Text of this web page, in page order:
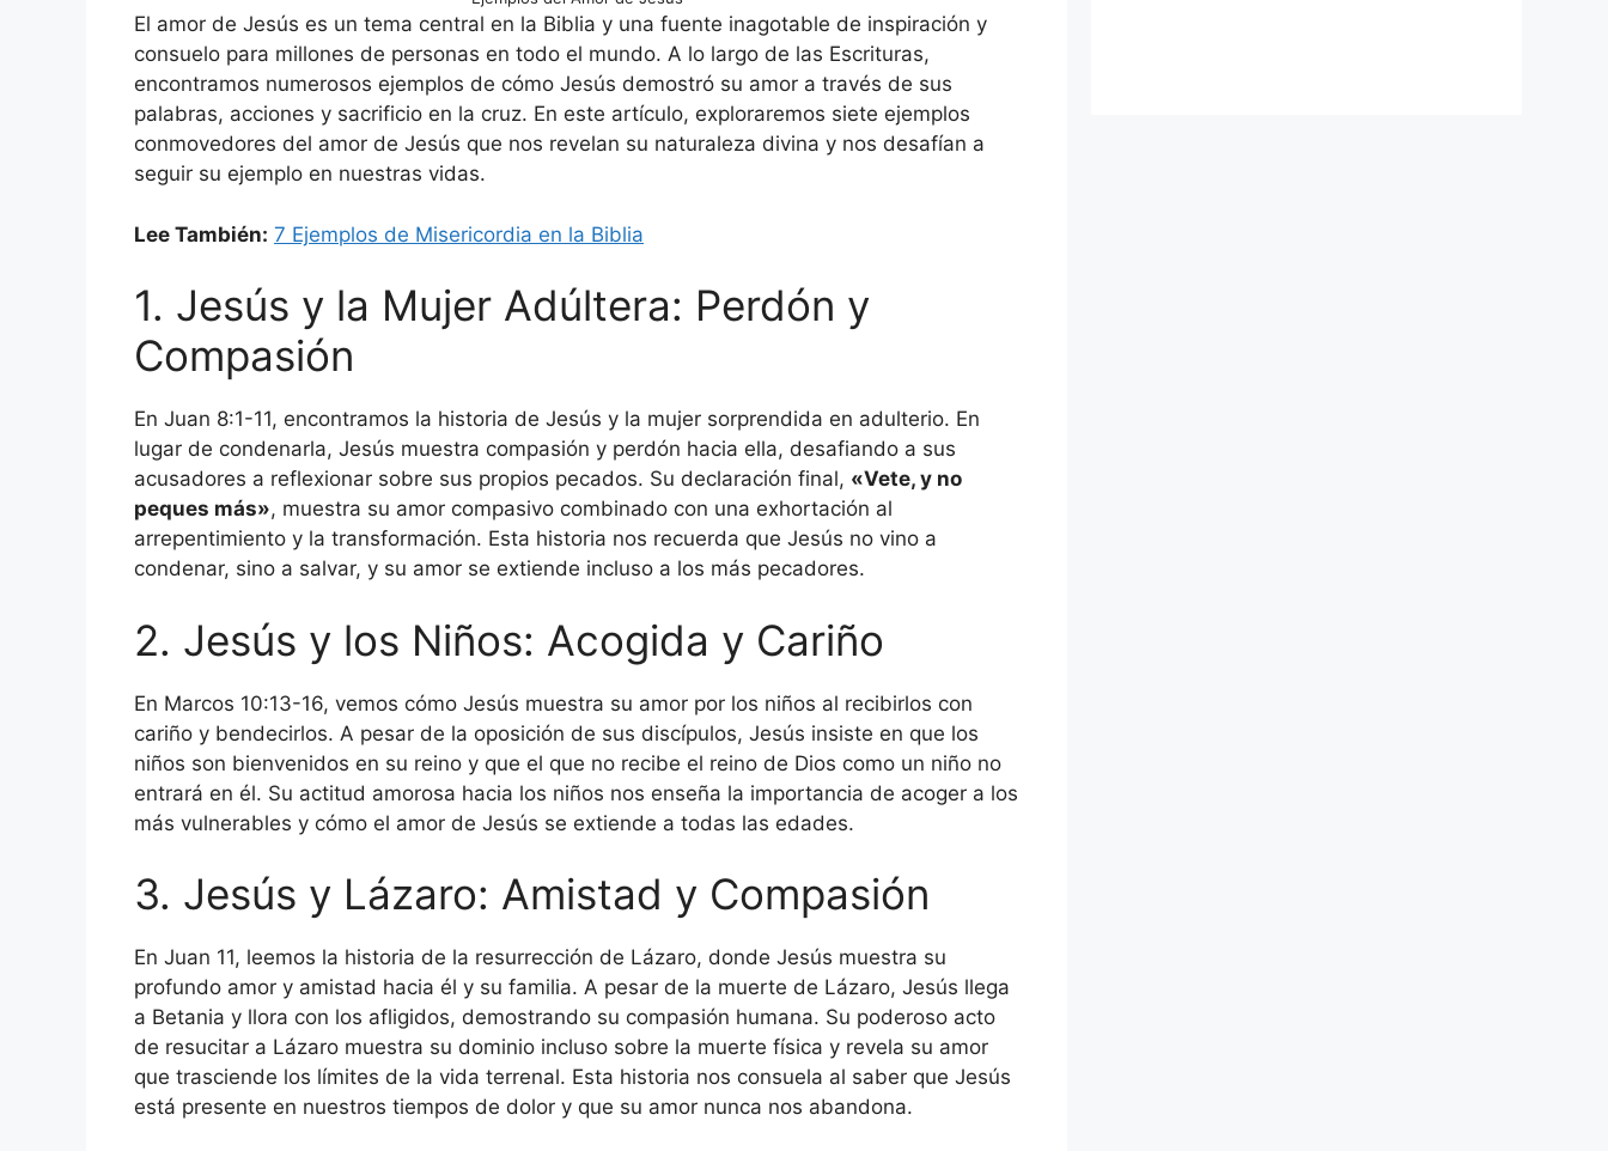
El amor de Jesús es un tema central en la Biblia y una fuente inagotable de inspiración y
consuelo para millones de personas en todo el mundo. A lo largo de las Escrituras,
encontramos numerosos ejemplos de cómo Jesús demostró su amor a través de sus
palabras, acciones y sacrificio en la cruz. En este artículo, exploraremos siete ejemplos
conmovedores del amor de Jesús que nos revelan su naturaleza divina y nos desafían a
seguir su ejemplo en nuestras vidas.
Lee También: 7 Ejemplos de Misericordia en la Biblia
1. Jesús y la Mujer Adúltera: Perdón y
Compasión
En Juan 8:1-11, encontramos la historia de Jesús y la mujer sorprendida en adulterio. En
lugar de condenarla, Jesús muestra compasión y perdón hacia ella, desafiando a sus
acusadores a reflexionar sobre sus propios pecados. Su declaración final, «Vete, y no
peques más», muestra su amor compasivo combinado con una exhortación al
arrepentimiento y la transformación. Esta historia nos recuerda que Jesús no vino a
condenar, sino a salvar, y su amor se extiende incluso a los más pecadores.
2. Jesús y los Niños: Acogida y Cariño
En Marcos 10:13-16, vemos cómo Jesús muestra su amor por los niños al recibirlos con
cariño y bendecirlos. A pesar de la oposición de sus discípulos, Jesús insiste en que los
niños son bienvenidos en su reino y que el que no recibe el reino de Dios como un niño no
entrará en él. Su actitud amorosa hacia los niños nos enseña la importancia de acoger a los
más vulnerables y cómo el amor de Jesús se extiende a todas las edades.
3. Jesús y Lázaro: Amistad y Compasión
En Juan 11, leemos la historia de la resurrección de Lázaro, donde Jesús muestra su
profundo amor y amistad hacia él y su familia. A pesar de la muerte de Lázaro, Jesús llega
a Betania y llora con los afligidos, demostrando su compasión humana. Su poderoso acto
de resucitar a Lázaro muestra su dominio incluso sobre la muerte física y revela su amor
que trasciende los límites de la vida terrenal. Esta historia nos consuela al saber que Jesús
está presente en nuestros tiempos de dolor y que su amor nunca nos abandona.